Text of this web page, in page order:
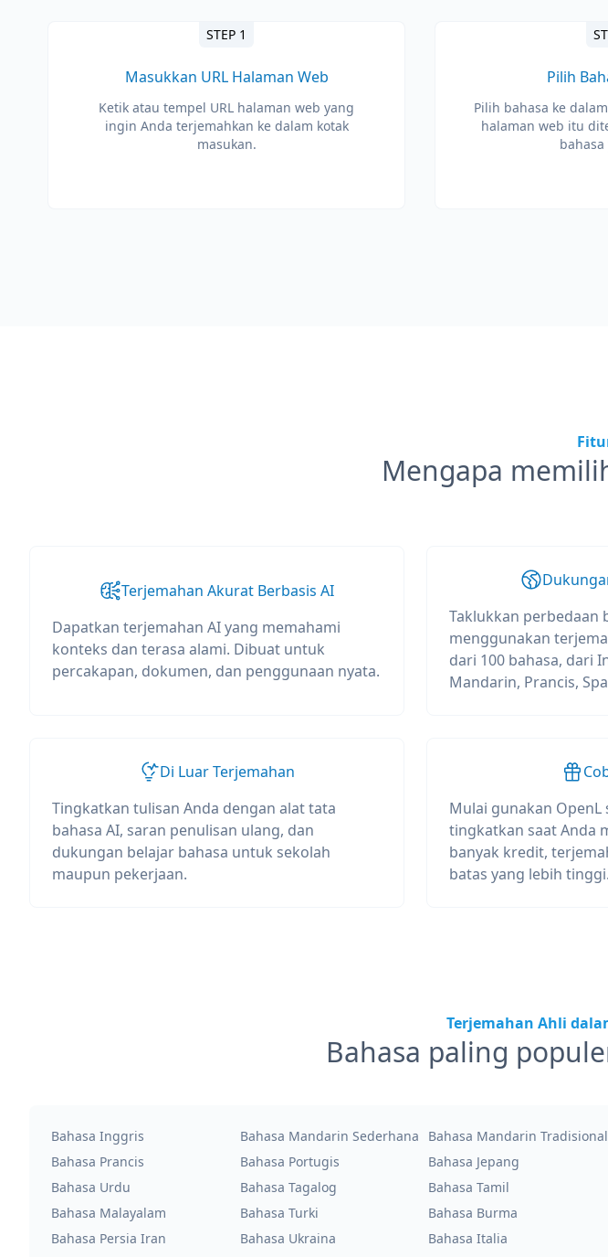
STEP 1
Masukkan URL Halaman Web
Ketik atau tempel URL halaman web yang
ingin Anda terjemahkan ke dalam kotak
masukan.
Pilih
Pilih bahasa ke
halaman web itu
Mengapa
Terjemahan Akurat Berbasis AI
Dapatkan terjemahan AI yang memahami
konteks dan terasa alami. Dibuat untuk
percakapan, dokumen, dan penggunaan nyata.
Taklukkan perbedaan
menggunakan
dari 100 bahasa, dari
Mandarin, Prancis,
Di Luar Terjemahan
Tingkatkan tulisan Anda dengan alat tata
bahasa AI, saran penulisan ulang, dan
dukungan belajar bahasa untuk sekolah
maupun pekerjaan.
Mulai gunakan OpenL
tingkatkan saat Anda
banyak kredit,
batas yang lebih tinggi.
Terjemahan Ahli
Bahasa paling
Bahasa Inggris Bahasa Mandarin Sederhana Bahasa Mandarin Tradisional
Bahasa Prancis
Bahasa Portugis Bahasa Jepang
Bahasa Urdu
Bahasa Tagalog Bahasa Tamil
Bahasa Malayalam
Bahasa Turki Bahasa Burma
Bahasa Persia Iran
Bahasa Ukraina Bahasa Italia